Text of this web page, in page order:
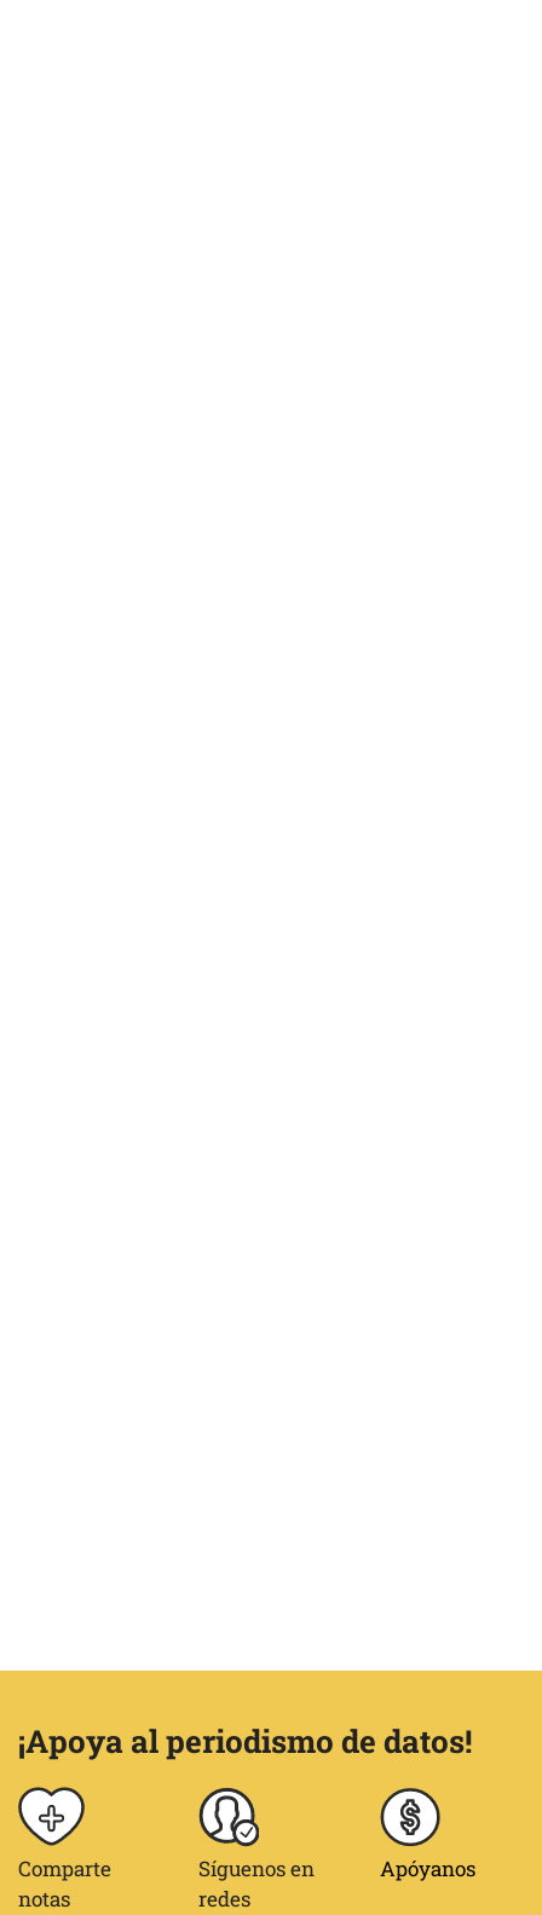
¡Apoya al periodismo de datos!
Comparte
notas
Síguenos en
redes
Apóyanos